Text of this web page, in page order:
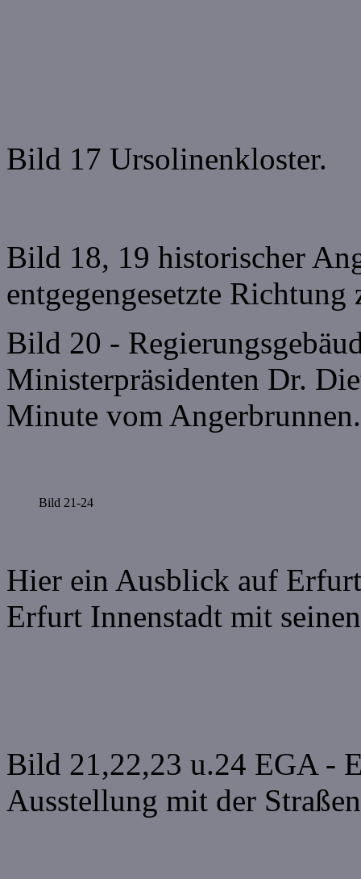
Bild 17 Ursolinenkloster.
Bild 18, 19 historischer
entgegengesetzte
Bild 20 -
Ministerpräsidenten Dr.
Minute vom Angerbrunnen.
Bild 21-24
Hier ein Ausblick auf
Erfurt Innenstadt mit
Bild 21,22,23 u.24 EGA -
Ausstellung mit der